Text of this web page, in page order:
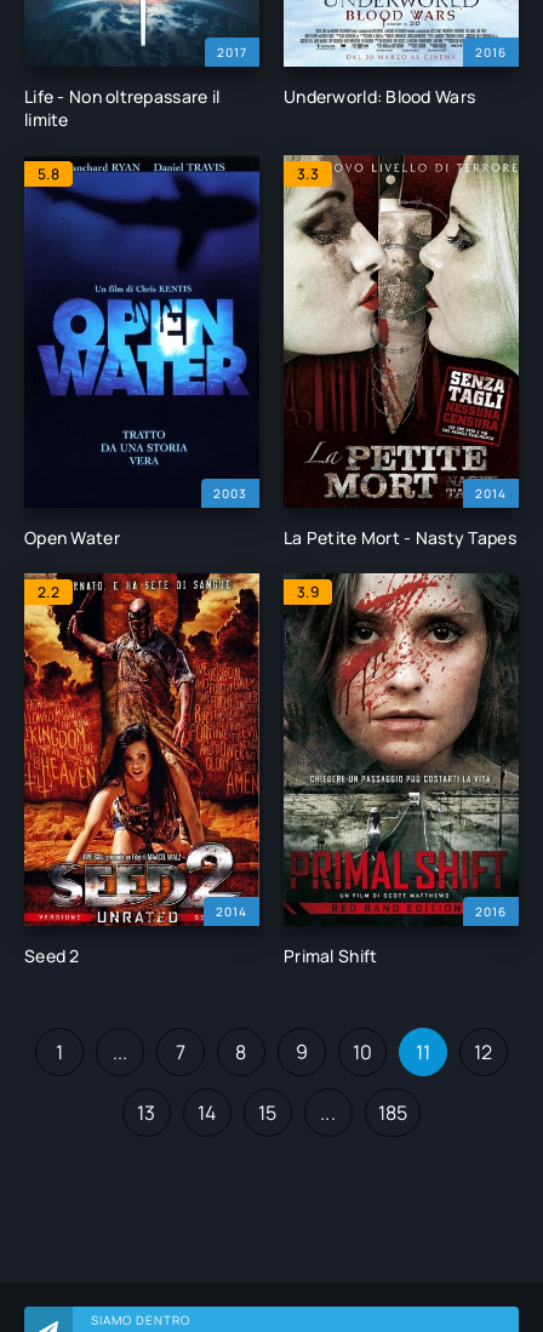
SIAMO DENTRO
2017
Life - Non oltrepassare il
limite
2016
Underworld: Blood Wars
2003
5.8
Open Water
2014
3.3
La Petite Mort - Nasty Tapes
2014
2.2
Seed 2
2016
3.9
Primal Shift
1 ... 7 8 9 10 11 12
13 14 15 ... 185